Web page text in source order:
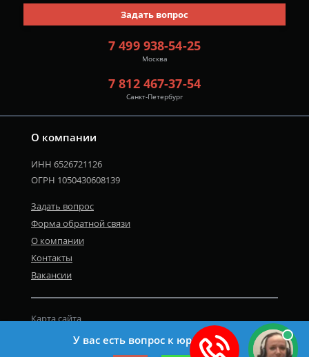
О компании
ИНН 6526721126
ОГРН 1050430608139
Задать вопрос
Форма обратной связи
О компании
Контакты
Вакансии
Карта сайта
Политика персональных данных
7 499 938-54-25
Москва
7 812 467-37-54
Санкт-Петербург
Задать вопрос
У вас есть вопрос к юристу?